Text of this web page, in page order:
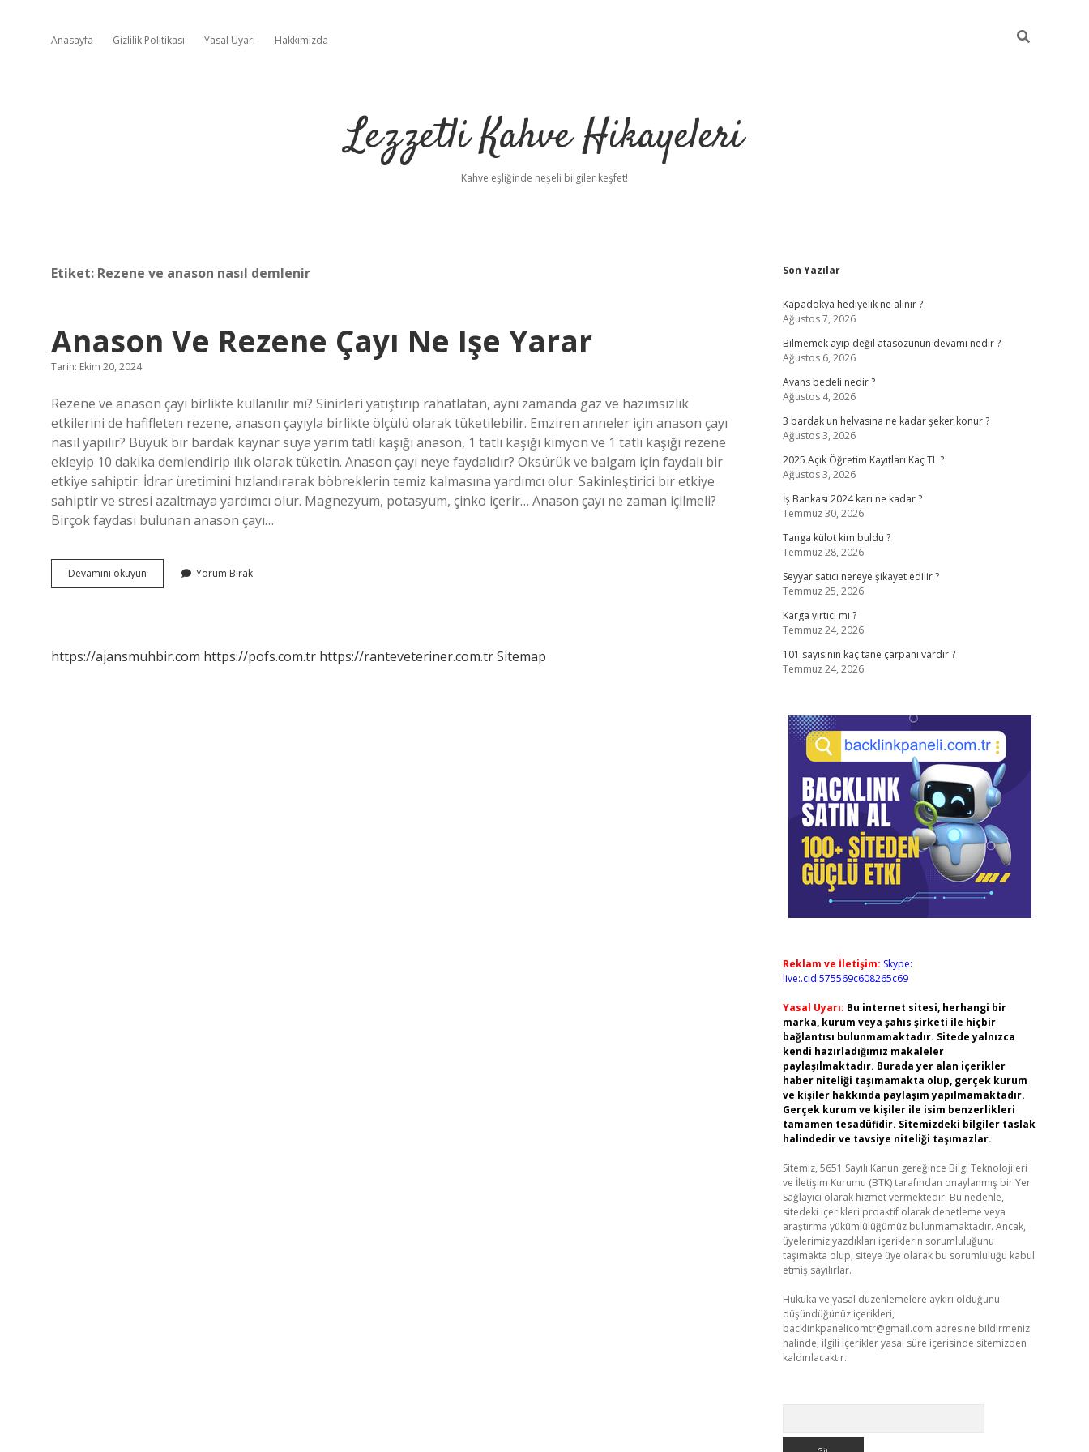
Anasayfa Gizlilik Politikası Yasal Uyarı Hakkımızda
Lezzetli Kahve Hikayeleri
Kahve eşliğinde neşeli bilgiler keşfet!
Etiket: Rezene ve anason nasıl demlenir
Anason Ve Rezene Çayı Ne Işe Yarar
Tarih: Ekim 20, 2024
Rezene ve anason çayı birlikte kullanılır mı? Sinirleri yatıştırıp rahatlatan, aynı zamanda gaz ve hazımsızlık
etkilerini de hafifleten rezene, anason çayıyla birlikte ölçülü olarak tüketilebilir. Emziren anneler için anason çayı
nasıl yapılır? Büyük bir bardak kaynar suya yarım tatlı kaşığı anason, 1 tatlı kaşığı kimyon ve 1 tatlı kaşığı rezene
ekleyip 10 dakika demlendirip ılık olarak tüketin. Anason çayı neye faydalıdır? Öksürük ve balgam için faydalı bir
etkiye sahiptir. İdrar üretimini hızlandırarak böbreklerin temiz kalmasına yardımcı olur. Sakinleştirici bir etkiye
sahiptir ve stresi azaltmaya yardımcı olur. Magnezyum, potasyum, çinko içerir… Anason çayı ne zaman içilmeli?
Birçok faydası bulunan anason çayı…
Devamını okuyun
Ve
Yarar
Yorum Bırak
https://ajansmuhbir.com https://pofs.com.tr https://ranteveteriner.com.trSitemap
Sidebar
Son Yazılar
Kapadokya hediyelik ne alınır ?
Ağustos 7, 2026
Bilmemek ayıp değil atasözünün devamı nedir ?
Ağustos 6, 2026
Avans bedeli nedir ?
Ağustos 4, 2026
3 bardak un helvasına ne kadar şeker konur ?
Ağustos 3, 2026
2025 Açık Öğretim Kayıtları Kaç TL ?
Ağustos 3, 2026
İş Bankası 2024 karı ne kadar ?
Temmuz 30, 2026
Tanga külot kim buldu ?
Temmuz 28, 2026
Seyyar satıcı nereye şikayet edilir ?
Temmuz 25, 2026
Karga yırtıcı mı ?
Temmuz 24, 2026
101 sayısının kaç tane çarpanı vardır ?
Temmuz 24, 2026
Reklam ve İletişim: Skype:
live:.cid.575569c608265c69
Yasal Uyarı: Bu internet sitesi, herhangi bir
marka, kurum veya şahıs şirketi ile hiçbir
bağlantısı bulunmamaktadır. Sitede yalnızca
kendi hazırladığımız makaleler
paylaşılmaktadır. Burada yer alan içerikler
haber niteliği taşımamakta olup, gerçek kurum
ve kişiler hakkında paylaşım yapılmamaktadır.
Gerçek kurum ve kişiler ile isim benzerlikleri
tamamen tesadüfidir. Sitemizdeki bilgiler taslak
halindedir ve tavsiye niteliği taşımazlar.
Sitemiz, 5651 Sayılı Kanun gereğince Bilgi Teknolojileri
ve İletişim Kurumu (BTK) tarafından onaylanmış bir Yer
Sağlayıcı olarak hizmet vermektedir. Bu nedenle,
sitedeki içerikleri proaktif olarak denetleme veya
araştırma yükümlülüğümüz bulunmamaktadır. Ancak,
üyelerimiz yazdıkları içeriklerin sorumluluğunu
taşımakta olup, siteye üye olarak bu sorumluluğu kabul
etmiş sayılırlar.
Hukuka ve yasal düzenlemelere aykırı olduğunu
düşündüğünüz içerikleri,
backlinkpanelicomtr@gmail.com adresine bildirmeniz
halinde, ilgili içerikler yasal süre içerisinde sitemizden
kaldırılacaktır.